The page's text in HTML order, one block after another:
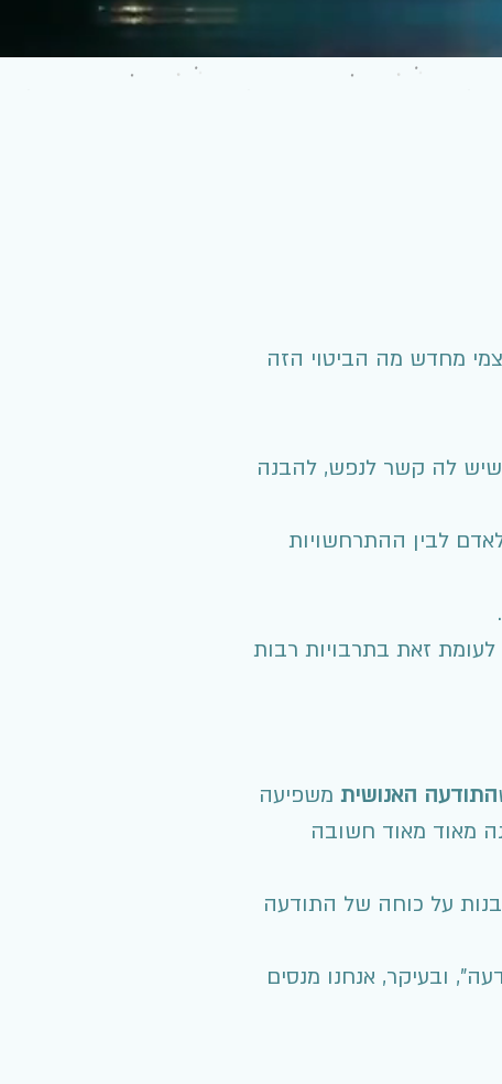
מחדש מה הביטוי הזה
שיש לה קשר לנפש, להבנה
לבין ההתרחשויות
זאת בתרבויות רבות
התודעה האנושית משפיעה
מאוד מאוד חשובה
על כוחה של התודעה
ובעיקר, אנחנו מנסים